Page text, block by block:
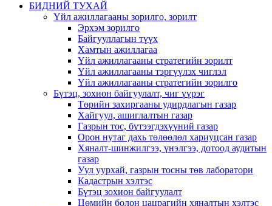
БИДНИЙ ТУХАЙ
Үйл ажиллагааны зорилго, зорилт
Эрхэм зорилго
Байгууллагын түүх
Хамтын ажиллагаа
Үйл ажиллагааны стратегийн зорилт
Үйл ажиллагааны тэргүүлэх чиглэл
Үйл ажиллагааны стратегийн зорилго
Бүтэц, зохион байгуулалт, чиг үүрэг
Төрийн захиргааны удирдлагын газар
Хайгуул, ашиглалтын газар
Газрын тос, бүтээгдэхүүний газар
Орон нутаг дахь төлөөлөл хариуцсан газар
Хяналт-шинжилгээ, үнэлгээ, дотоод аудитын
газар
Уул уурхай, газрын тосны төв лаборатори
Кадастрын хэлтэс
Бүтэц зохион байгуулалт
Цөмийн болон цацрагийн хяналтын хэлтэс